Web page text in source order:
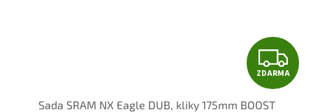
Z
D
ZDARMA
Sada SRAM NX Eagle DUB, kliky 175mm BOOST